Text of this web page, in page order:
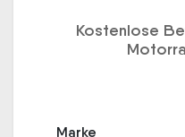
Kostenlose
Marke